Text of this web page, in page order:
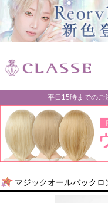
平日15時までのご
マジックオールバック